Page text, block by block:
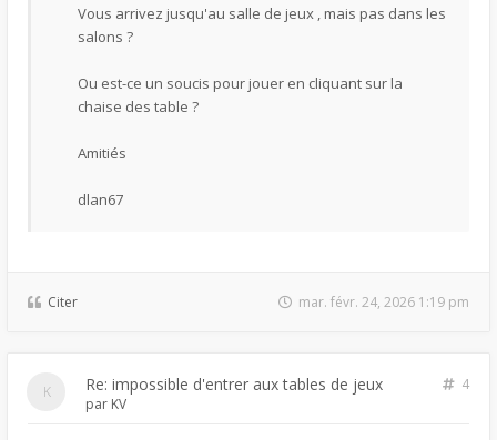
Vous arrivez jusqu'au salle de jeux , mais pas dans les
salons ?
Ou est-ce un soucis pour jouer en cliquant sur la
chaise des table ?
Amitiés
dlan67
Citer mar. févr. 24, 2026 1:19 pm
Re: impossible d'entrer aux tables de jeux
4
par KV